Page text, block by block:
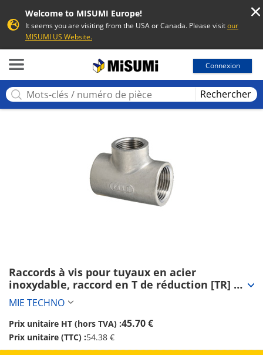
Welcome to MISUMI Europe!
It seems you are visiting from the USA or Canada. Please visitour
MISUMI US Website.
Connexion
Rechercher
Raccords à vis pour tuyaux en acier
inoxydable, raccord en T de réduction [TR]
(SCS13A-TR-11/4B-3/4B)
MIE TECHNO
Prix unitaire HT (hors TVA) :45.70 €
Prix unitaire (TTC) :54.38 €